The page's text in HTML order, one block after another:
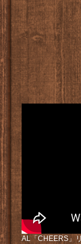
AL「CHEERS」